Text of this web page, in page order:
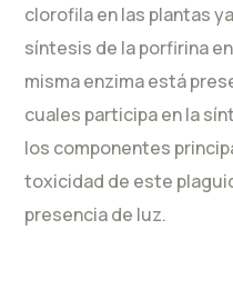
clorofila en las plantas
síntesis de la porfirina
misma enzima está
cuales participa en la
los componentes
toxicidad de este
presencia de luz.